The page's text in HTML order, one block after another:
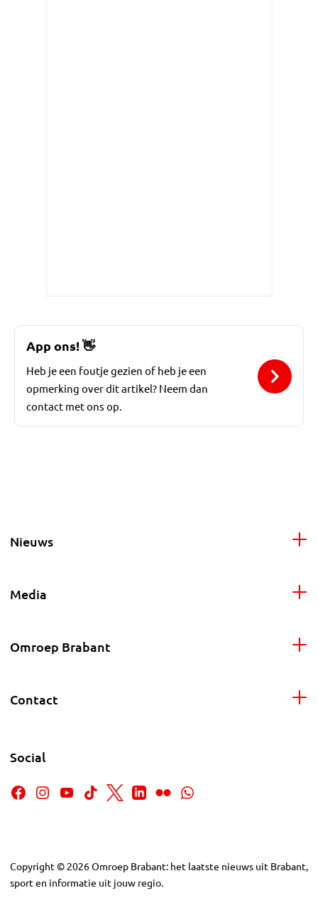
App ons!👋
Heb je een foutje gezien of heb je een
opmerking over dit artikel? Neem dan
contact met ons op.
Nieuws
Media
Omroep Brabant
Contact
Social
Copyright © 2026Omroep Brabant: het laatste nieuws uit Brabant,
sport en informatie uit jouw regio.